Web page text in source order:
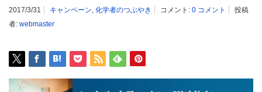
2017/3/31 キャンペーン, 化学者のつぶやき コメント: 0 コメント
投稿
者: webmaster